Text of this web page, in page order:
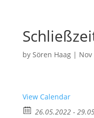
by Sören Haag| Nov
View Calendar
26.05.2022 -